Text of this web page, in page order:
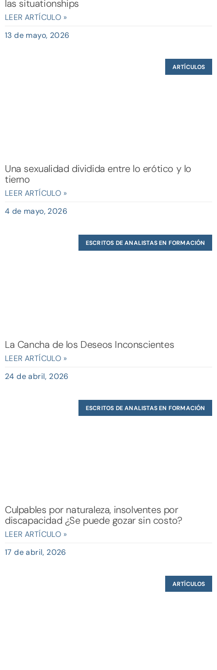
las situationships
LEER ARTÍCULO »
13 de mayo, 2026
ARTÍCULOS
Una sexualidad dividida entre lo erótico y lo
tierno
LEER ARTÍCULO »
4 de mayo, 2026
ESCRITOS DE ANALISTAS EN FORMACIÓN
La Cancha de los Deseos Inconscientes
LEER ARTÍCULO »
24 de abril, 2026
ESCRITOS DE ANALISTAS EN FORMACIÓN
Culpables por naturaleza, insolventes por
discapacidad ¿Se puede gozar sin costo?
LEER ARTÍCULO »
17 de abril, 2026
ARTÍCULOS